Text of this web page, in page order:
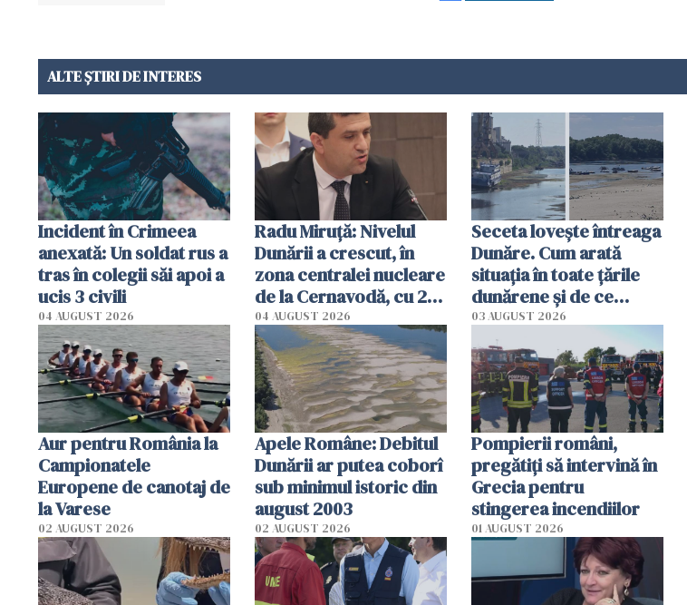
ALTE ȘTIRI DE INTERES
Incident în Crimeea
anexată: Un soldat rus a
tras în colegii săi apoi a
ucis 3 civili
04 AUGUST 2026
Radu Miruţă: Nivelul
Dunării a crescut, în
zona centralei nucleare
de la Cernavodă, cu 2
cm faţă de ziua trecută
04 AUGUST 2026
Seceta lovește întreaga
Dunăre. Cum arată
situația în toate țările
dunărene și de ce
România resimte
efectele, deși a plouat
în iulie
03 AUGUST 2026
Aur pentru România la
Campionatele
Europene de canotaj de
la Varese
02 AUGUST 2026
Apele Române: Debitul
Dunării ar putea coborî
sub minimul istoric din
august 2003
02 AUGUST 2026
Pompierii români,
pregătiţi să intervină în
Grecia pentru
stingerea incendiilor
01 AUGUST 2026